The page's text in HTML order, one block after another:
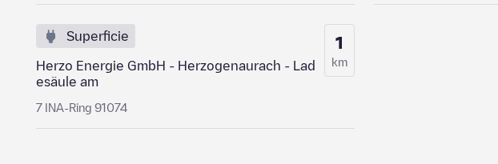
Superficie
Herzo Energie GmbH - Herzogenaurach - Lad
esäule am
7 INA-Ring 91074
1
km